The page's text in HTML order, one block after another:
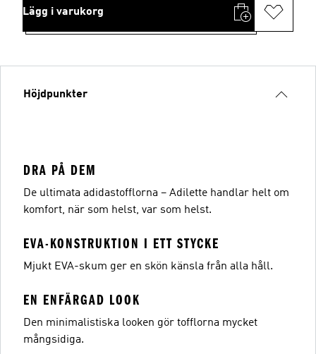
Lägg i varukorg
Höjdpunkter
DRA PÅ DEM
De ultimata adidastofflorna – Adilette handlar helt om
komfort, när som helst, var som helst.
EVA-KONSTRUKTION I ETT STYCKE
Mjukt EVA-skum ger en skön känsla från alla håll.
EN ENFÄRGAD LOOK
Den minimalistiska looken gör tofflorna mycket
mångsidiga.